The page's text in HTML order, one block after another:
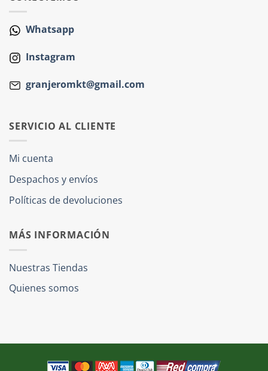
Whatsapp
Instagram
granjeromkt@gmail.com
SERVICIO AL CLIENTE
Mi cuenta
Despachos y envíos
Políticas de devoluciones
MÁS INFORMACIÓN
Nuestras Tiendas
Quienes somos